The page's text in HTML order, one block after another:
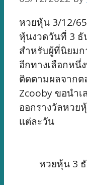
หวยหุ้น 3/12/
หุ้นงวดวันที่ 3
สำหรับผู้ที่นิยมก
อีกทางเลือกหนึ่
ติดตามผลจากต
Zcooby ขอนำ
ออกรางวัลหวย
แต่ละวัน
หวยหุ้น 3